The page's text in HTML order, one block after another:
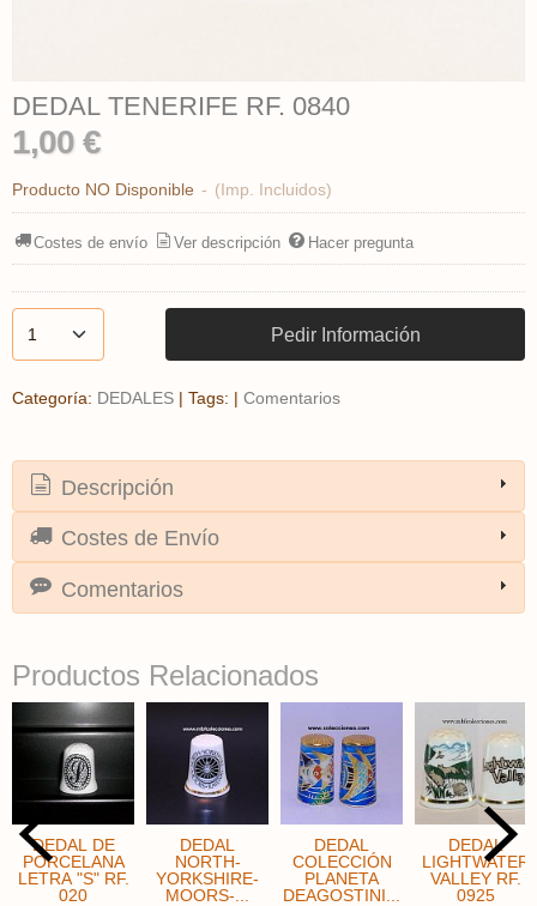
DEDAL TENERIFE RF. 0840
1,00 €
Producto NO Disponible - (Imp. Incluidos)
Costes de envío Ver descripción Hacer pregunta
Pedir Información
Categoría: DEDALES | Tags: | Comentarios
Descripción
Costes de Envío
Comentarios
Productos Relacionados
DEDAL DE
PORCELANA
LETRA "S" RF.
020
DEDAL
NORTH-
YORKSHIRE-
MOORS-...
DEDAL
COLECCIÓN
PLANETA
DEAGOSTINI...
DEDAL
LIGHTWATER
VALLEY RF.
0925